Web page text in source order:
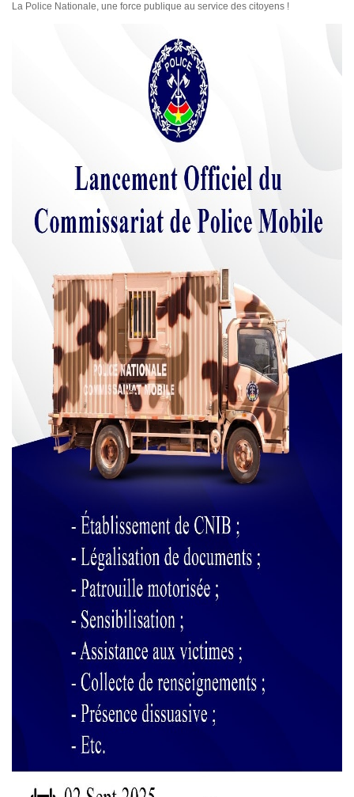
La Police Nationale, une force publique au service des citoyens !